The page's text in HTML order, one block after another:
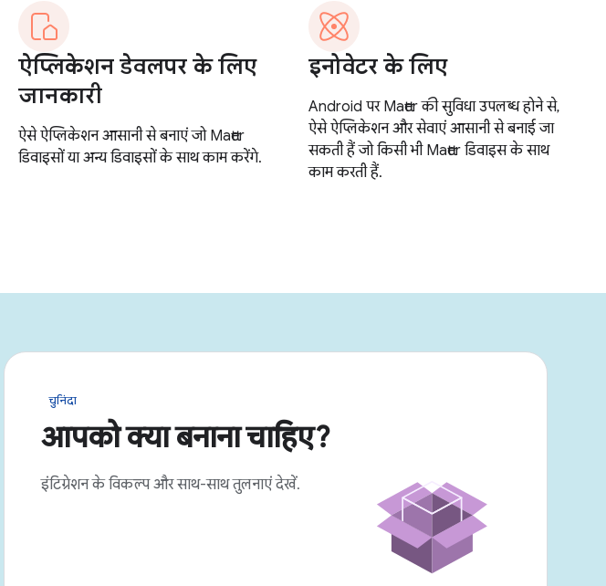
चुनिंदा
आपको क्या बनाना चाहिए?
इंटिग्रेशन के विकल्प और साथ-साथ तुलनाएं देखें.